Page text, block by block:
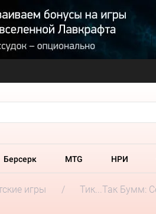
Берсерк MTG НРИ
игры Тик...Так Бумм: